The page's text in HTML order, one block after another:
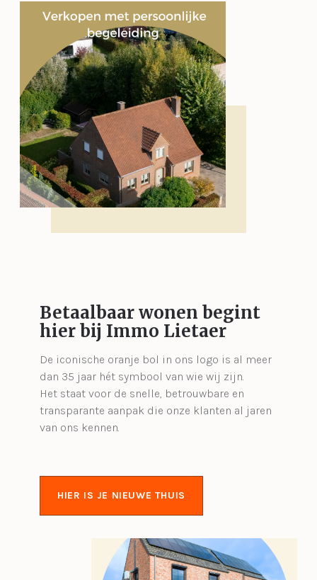
Betaalbaar wonen begint
hier bij Immo Lietaer
De iconische oranje bol in ons logo is al meer
dan 35 jaar hét symbool van wie wij zijn.
Het staat voor de snelle, betrouwbare en
transparante aanpak die onze klanten al jaren
van ons kennen.
HIER IS JE NIEUWE THUIS